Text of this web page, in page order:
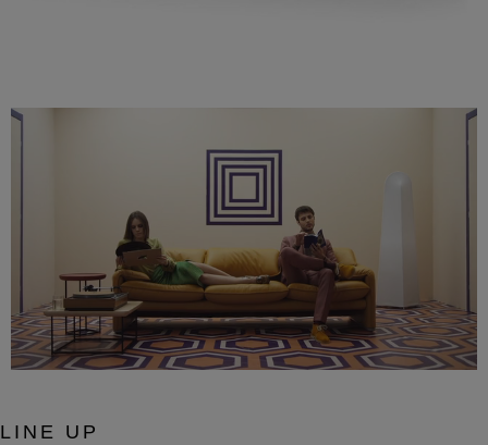
LINE UP